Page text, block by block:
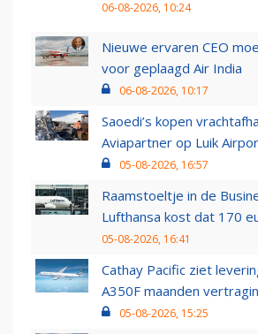
06-08-2026, 10:24
Nieuwe ervaren CEO
voor geplaagd Air India
06-08-2026, 10:17
Saoedi’s kopen
Aviapartner op Luik
05-08-2026, 16:57
Raamstoeltje in de
Lufthansa kost dat 170
05-08-2026, 16:41
Cathay Pacific ziet
A350F maanden
05-08-2026, 15:25